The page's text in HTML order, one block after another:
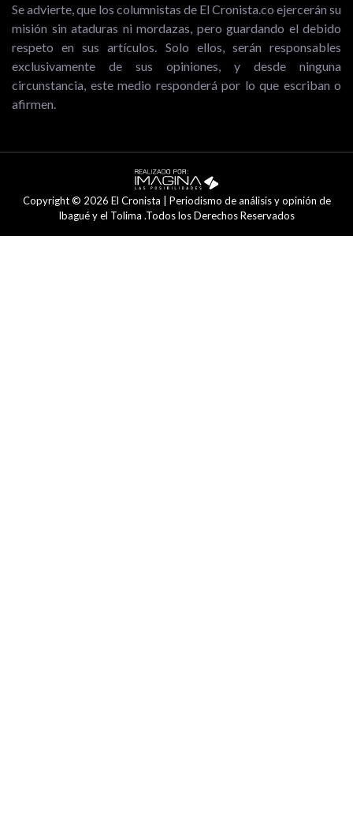
Se advierte, que los columnistas de El Cronista.co ejercerán su
misión sin ataduras ni mordazas, pero guardando el debido
respeto en sus artículos. Solo ellos, serán responsables
exclusivamente de sus opiniones, y desde ninguna
circunstancia, este medio responderá por lo que escriban o
afirmen.
Copyright © 2026 El Cronista | Periodismo de análisis y opinión de
Ibagué y el Tolima .Todos los Derechos Reservados